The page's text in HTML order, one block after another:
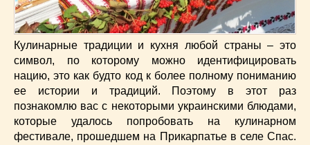
Овощи(98)
Пасхальные(17)
Печенье(13)
Пироги(55)
Польская кухня(21)
Постные(52)
Простые(102)
Кулинарные традиции и кухня любой страны – это
символ, по которому можно идентифицировать
нацию, это как будто код к более полному пониманию
ее истории и традиций. Поэтому в этот раз
познакомлю вас с некоторыми украинскими блюдами,
которые удалось попробовать на кулинарном
фестивале, прошедшем на Прикарпатье в селе Спас.